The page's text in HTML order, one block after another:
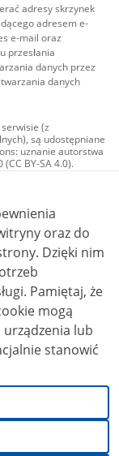
adresy skrzynek
adresem e-
e-mail oraz
przesłania
danych przez
danych
(z
są udostępniane
uznanie autorstwa
BY-SA 4.0).
materiały
licencji typu
użycie
4.0 (CC BY-
inaczej.
oraz do
nim
że
mogą
lub
stanowić